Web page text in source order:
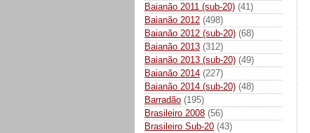
Baianão 2011 (sub-20) (41)
Baianão 2012 (498)
Baianão 2012 (sub-20) (68)
Baianão 2013 (312)
Baianão 2013 (sub-20) (49)
Baianão 2014 (227)
Baianão 2014 (sub-20) (48)
Barradão (195)
Brasileiro 2008 (56)
Brasileiro Sub-20 (43)